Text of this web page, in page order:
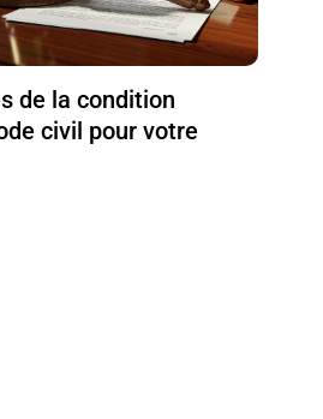
de la condition
civil pour votre